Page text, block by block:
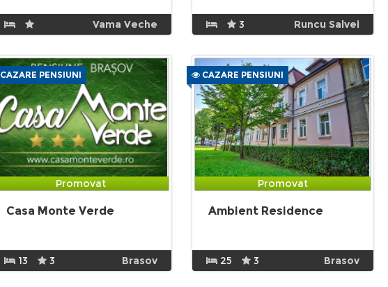
Vama Veche 3 Runcu Salvei
CAZARE PENSIUNI
Promovat
Casa Monte Verde
13 3 Brasov
CAZARE PENSIUNI
Promovat
Ambient Residence
25 3 Brasov